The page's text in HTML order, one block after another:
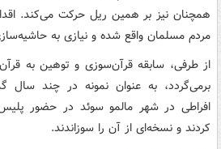
همچنان نیز بر همین ریل حرکت می‌کند.
مردم مسلمان واقع شده و نیازی به
از طرفی، ‌سابقه قرآن‌سوزی و توهین به
برمی‌گردد، به عنوان نمونه در چند سال
افراطی در شهر مالمو سوئد در حضور
کردند و نسخه‌ای از آن را سوزاندند.